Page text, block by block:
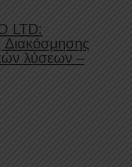
LTD:
Διακόσμησης
λύσεων –